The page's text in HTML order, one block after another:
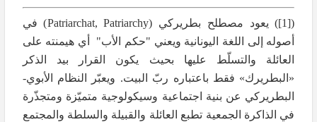
(
[1]) يعود مصطلح بطريركي (Patriarchat, Patriarchy) في
أصوله إلى اللغة اليونانية ويعني "حكم الأب" أي هيمنته على
العائلة والتسلّط عليها بحيث يكون القرار بيد الذكر
«البطريرك» فقط باعتباره ربّ البيت. ويعبّر النظام الأبوي-
البطريركي عن بنية اجتماعية وسيكولوجية متميّزة ومتجذّرة
في الذاكرة الجمعية تطبع العائلة والقبيلة والسلطة والمجتمع